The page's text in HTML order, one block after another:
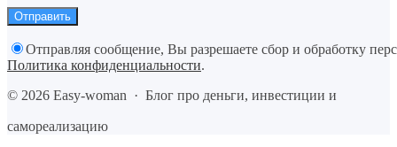
Отправляя сообщение, Вы разрешаете сбор и обработку
Политика конфиденциальности.
© 2026 Easy-woman · Блог про деньги, инвестиции и
самореализацию